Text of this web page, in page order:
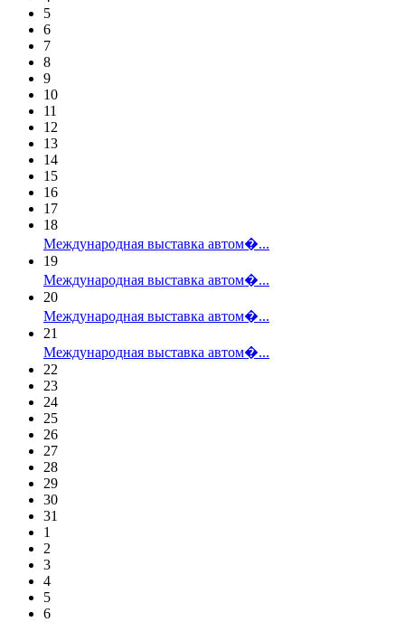
5
6
7
8
9
10
11
12
13
14
15
16
17
18
Международная выставка автом�...
19
Международная выставка автом�...
20
Международная выставка автом�...
21
Международная выставка автом�...
22
23
24
25
26
27
28
29
30
31
1
2
3
4
5
6